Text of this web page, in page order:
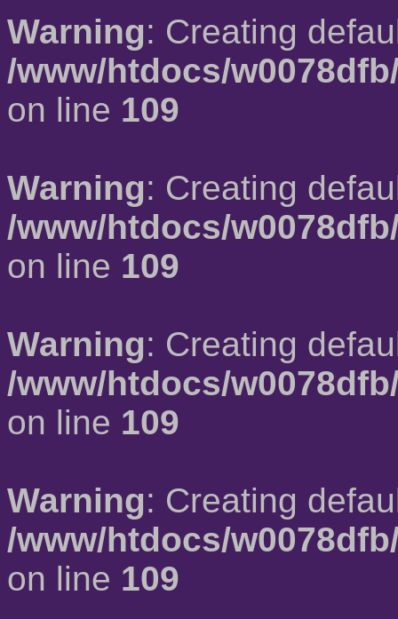
Warning: Creating
/www/htdocs/
on line 109
Warning: Creating
/www/htdocs/
on line 109
Warning: Creating
/www/htdocs/
on line 109
Warning: Creating
/www/htdocs/
on line 109